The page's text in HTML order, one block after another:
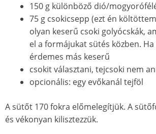
150 g különböző dió/
75 g csokicsepp (ezt én k
olyan keserű csoki golyócskák,
el a formájukat sütés közben.
érdemes más keserű
csokit választani, tejcsoki nem
opcionális: egy evőkanál tejföl
A sütőt 170 fokra előmelegítjük. A
és vékonyan kilisztezzük.